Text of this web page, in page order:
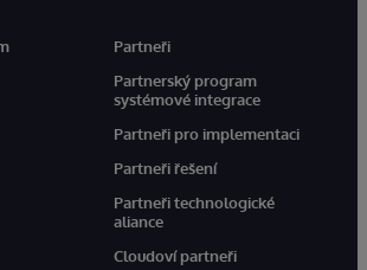
Partneři
Partnerský program
systémové integrace
Partneři pro implementaci
Partneři řešení
Partneři technologické
aliance
Cloudoví partneři